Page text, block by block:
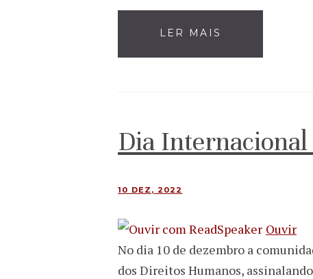
LER MAIS
Dia
10 DEZ, 2022
Ouvir
No dia 10 de dezembro a
dos Direitos Humanos,